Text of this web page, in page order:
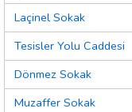
Laçinel Sokak
Tesisler Yolu Caddesi
Dönmez Sokak
Muzaffer Sokak